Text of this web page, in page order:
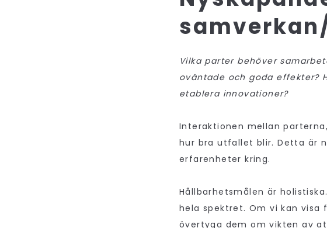
Vilka parter behöver
oväntade och goda effekter?
etablera innovationer?
Interaktionen mellan
hur bra utfallet blir. Detta är
erfarenheter kring.
Hållbarhetsmålen är
hela spektret. Om vi kan
övertyga dem om vikten av